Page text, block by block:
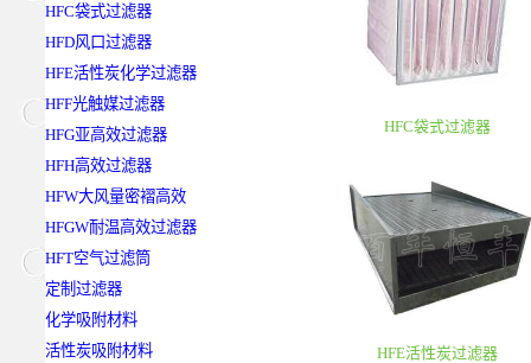
HFC袋式过滤器
HFD风口过滤器
HFE活性炭化学过滤器
HFF光触媒过滤器
HFG亚高效过滤器
HFH高效过滤器
HFW大风量密褶高效
HFGW耐温高效过滤器
HFT空气过滤筒
定制过滤器
化学吸附材料
活性炭吸附材料
HFC袋式过滤器
HFE活性炭过滤器